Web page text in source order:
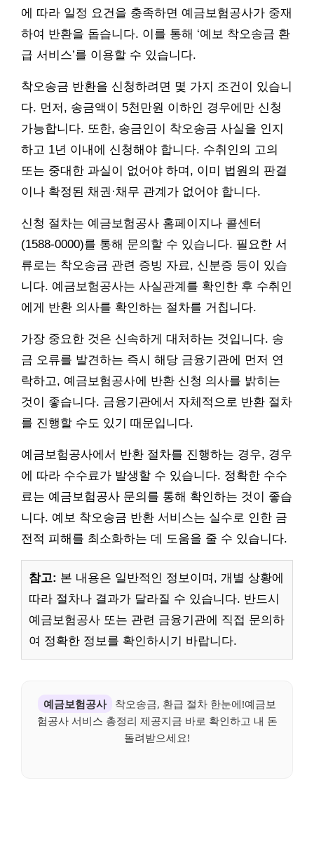
에 따라 일정 요건을 충족하면 예금보험공사가 중재
하여 반환을 돕습니다. 이를 통해 ‘예보 착오송금 환
급 서비스’를 이용할 수 있습니다.
착오송금 반환을 신청하려면 몇 가지 조건이 있습니
다. 먼저, 송금액이 5천만원 이하인 경우에만 신청
가능합니다. 또한, 송금인이 착오송금 사실을 인지
하고 1년 이내에 신청해야 합니다. 수취인의 고의
또는 중대한 과실이 없어야 하며, 이미 법원의 판결
이나 확정된 채권·채무 관계가 없어야 합니다.
신청 절차는 예금보험공사 홈페이지나 콜센터
(1588-0000)를 통해 문의할 수 있습니다. 필요한 서
류로는 착오송금 관련 증빙 자료, 신분증 등이 있습
니다. 예금보험공사는 사실관계를 확인한 후 수취인
에게 반환 의사를 확인하는 절차를 거칩니다.
가장 중요한 것은 신속하게 대처하는 것입니다. 송
금 오류를 발견하는 즉시 해당 금융기관에 먼저 연
락하고, 예금보험공사에 반환 신청 의사를 밝히는
것이 좋습니다. 금융기관에서 자체적으로 반환 절차
를 진행할 수도 있기 때문입니다.
예금보험공사에서 반환 절차를 진행하는 경우, 경우
에 따라 수수료가 발생할 수 있습니다. 정확한 수수
료는 예금보험공사 문의를 통해 확인하는 것이 좋습
니다. 예보 착오송금 반환 서비스는 실수로 인한 금
전적 피해를 최소화하는 데 도움을 줄 수 있습니다.
참고: 본 내용은 일반적인 정보이며, 개별 상황에
따라 절차나 결과가 달라질 수 있습니다. 반드시
예금보험공사 또는 관련 금융기관에 직접 문의하
여 정확한 정보를 확인하시기 바랍니다.
예금보험공사
착오송금, 환급 절차 한눈에!예금보
험공사 서비스 총정리 제공지금 바로 확인하고 내 돈
돌려받으세요!